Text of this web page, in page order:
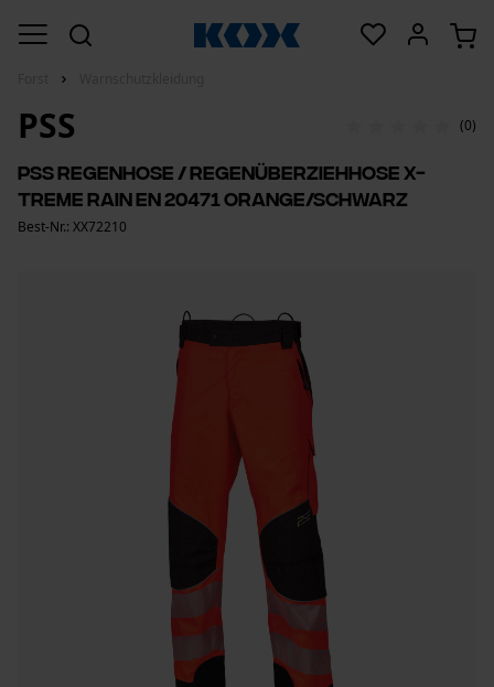
PSS (0)
PSS Regenhose / Regenüberziehhose X-
treme Rain EN 20471 Orange/Schwarz
Best-Nr.: XX72210